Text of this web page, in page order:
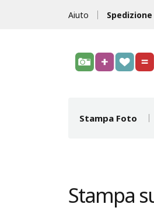
Aiuto
Stampa Foto
Stampa